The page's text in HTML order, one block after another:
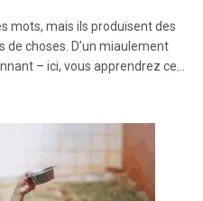
mots, mais ils produisent des
choses. D’un miaulement
– ici, vous apprendrez ce
encore mieux votre
: 1. Que signifie chaque